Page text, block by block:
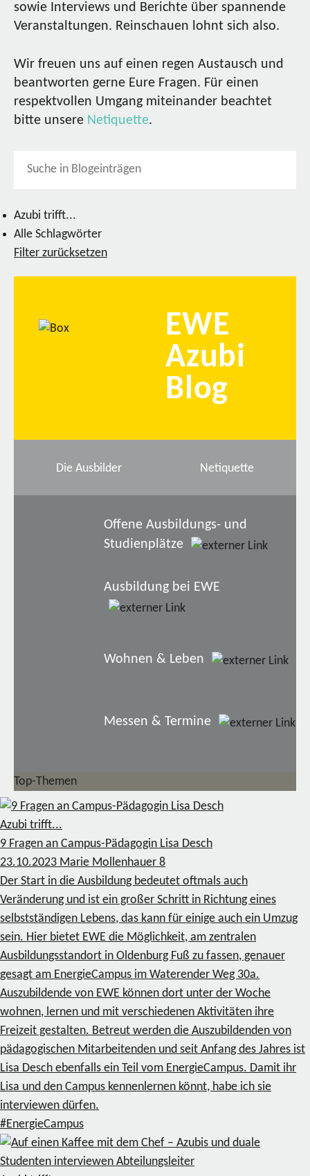
sowie Interviews und Berichte über spannende
Veranstaltungen. Reinschauen lohnt sich also.
Wir freuen uns auf einen regen Austausch und
beantworten gerne Eure Fragen. Für einen
respektvollen Umgang miteinander beachtet
bitte unsere Netiquette.
Azubi trifft...
Alle Schlagwörter
Filter zurücksetzen
EWE
Azubi
Blog
Die Ausbilder Netiquette
Offene Ausbildungs- und
Studienplätze
Ausbildung bei EWE
Wohnen & Leben
Messen & Termine
Top-Themen
Azubi trifft...
9 Fragen an Campus-Pädagogin Lisa Desch
23.10.2023 Marie Mollenhauer 8
Der Start in die Ausbildung bedeutet oftmals auch
Veränderung und ist ein großer Schritt in Richtung eines
selbstständigen Lebens, das kann für einige auch ein Umzug
sein. Hier bietet EWE die Möglichkeit, am zentralen
Ausbildungsstandort in Oldenburg Fuß zu fassen, genauer
gesagt am EnergieCampus im Waterender Weg 30a.
Auszubildende von EWE können dort unter der Woche
wohnen, lernen und mit verschiedenen Aktivitäten ihre
Freizeit gestalten. Betreut werden die Auszubildenden von
pädagogischen Mitarbeitenden und seit Anfang des Jahres ist
Lisa Desch ebenfalls ein Teil vom EnergieCampus. Damit ihr
Lisa und den Campus kennenlernen könnt, habe ich sie
interviewen dürfen.
#EnergieCampus